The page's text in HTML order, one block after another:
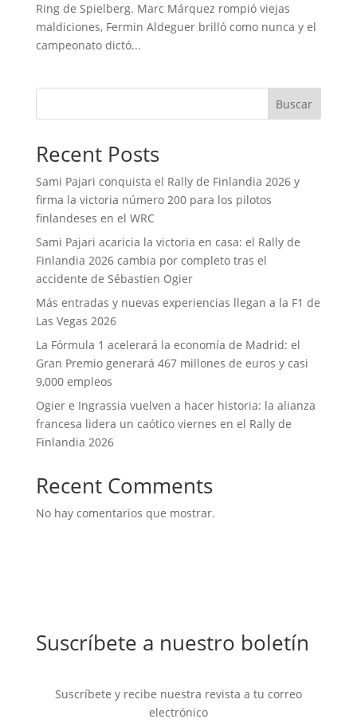
Ring de Spielberg. Marc Márquez rompió viejas
maldiciones, Fermin Aldeguer brilló como nunca y el
campeonato dictó...
Buscar
Recent Posts
Sami Pajari conquista el Rally de Finlandia 2026 y
firma la victoria número 200 para los pilotos
finlandeses en el WRC
Sami Pajari acaricia la victoria en casa: el Rally de
Finlandia 2026 cambia por completo tras el
accidente de Sébastien Ogier
Más entradas y nuevas experiencias llegan a la F1 de
Las Vegas 2026
La Fórmula 1 acelerará la economía de Madrid: el
Gran Premio generará 467 millones de euros y casi
9,000 empleos
Ogier e Ingrassia vuelven a hacer historia: la alianza
francesa lidera un caótico viernes en el Rally de
Finlandia 2026
Recent Comments
No hay comentarios que mostrar.
Suscríbete a nuestro boletín
Suscríbete y recibe nuestra revista a tu correo
electrónico